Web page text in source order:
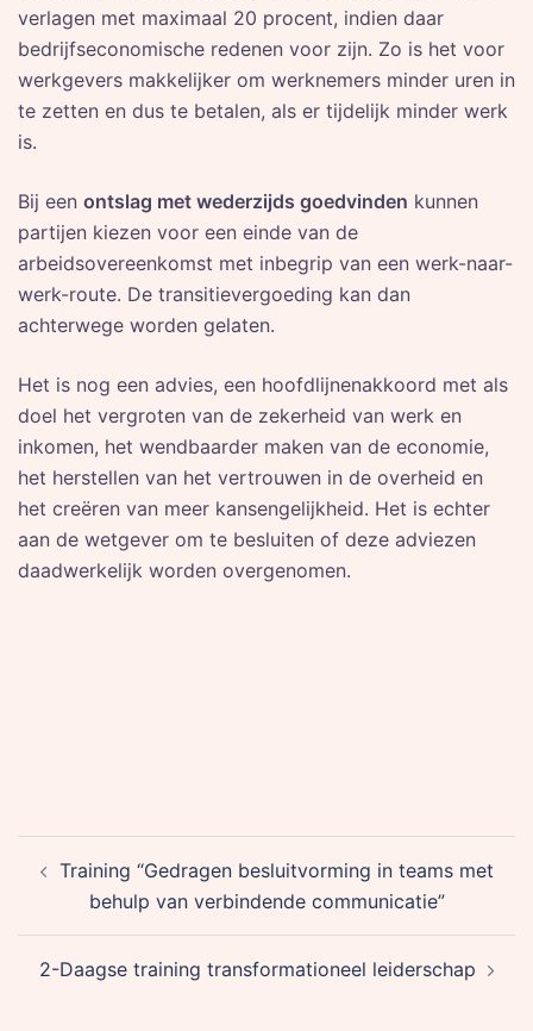
verlagen met maximaal 20 procent, indien daar
bedrijfseconomische redenen voor zijn. Zo is het voor
werkgevers makkelijker om werknemers minder uren in
te zetten en dus te betalen, als er tijdelijk minder werk
is.
Bij een ontslag met wederzijds goedvinden kunnen
partijen kiezen voor een einde van de
arbeidsovereenkomst met inbegrip van een werk-naar-
werk-route. De transitievergoeding kan dan
achterwege worden gelaten.
Het is nog een advies, een hoofdlijnenakkoord met als
doel het vergroten van de zekerheid van werk en
inkomen, het wendbaarder maken van de economie,
het herstellen van het vertrouwen in de overheid en
het creëren van meer kansengelijkheid. Het is echter
aan de wetgever om te besluiten of deze adviezen
daadwerkelijk worden overgenomen.
navigation
Training “Gedragen besluitvorming in teams met
behulp van verbindende communicatie”
2-Daagse training transformationeel leiderschap